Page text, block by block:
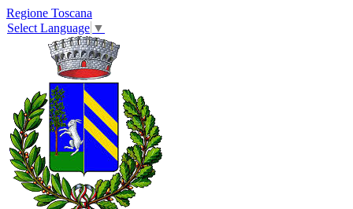
Regione Toscana
Select Language ▼